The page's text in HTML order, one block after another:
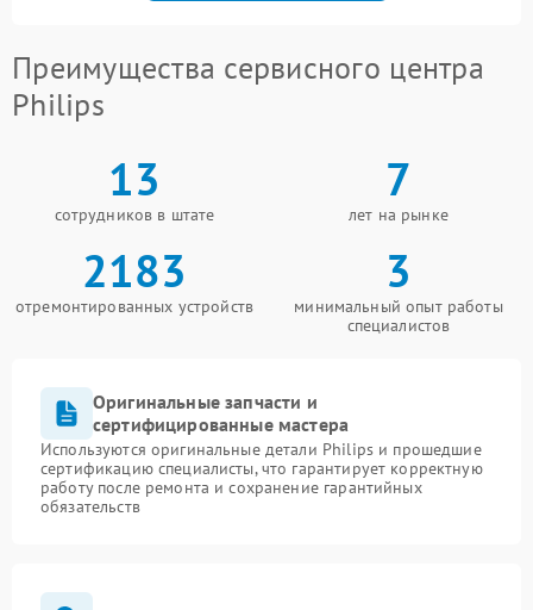
Преимущества сервисного центра
Philips
13
сотрудников в штате
7
лет на рынке
2183
отремонтированных устройств
3
минимальный опыт работы
специалистов
Оригинальные запчасти и
сертифицированные мастера
Используются оригинальные детали Philips и прошедшие
сертификацию специалисты, что гарантирует корректную
работу после ремонта и сохранение гарантийных
обязательств